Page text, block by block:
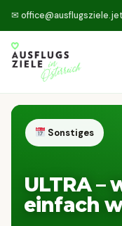
✉
Sonstiges
ULTRA –
einfach